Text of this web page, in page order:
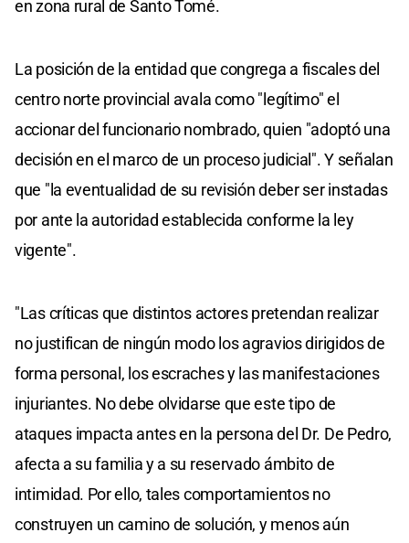
en zona rural de Santo Tomé.
La posición de la entidad que congrega a fiscales del
centro norte provincial avala como "legítimo" el
accionar del funcionario nombrado, quien "adoptó una
decisión en el marco de un proceso judicial". Y señalan
que "la eventualidad de su revisión deber ser instadas
por ante la autoridad establecida conforme la ley
vigente".
"Las críticas que distintos actores pretendan realizar
no justifican de ningún modo los agravios dirigidos de
forma personal, los escraches y las manifestaciones
injuriantes. No debe olvidarse que este tipo de
ataques impacta antes en la persona del Dr. De Pedro,
afecta a su familia y a su reservado ámbito de
intimidad. Por ello, tales comportamientos no
construyen un camino de solución, y menos aún